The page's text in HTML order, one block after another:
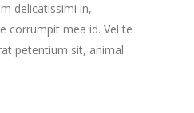
delicatissimi in,
corrumpit mea id. Vel te
petentium sit, animal